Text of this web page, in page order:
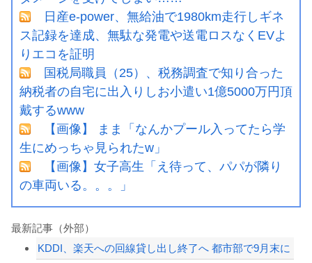
日産e-power、無給油で1980km走行しギネ
ス記録を達成、無駄な発電や送電ロスなくEVよ
りエコを証明
国税局職員（25）、税務調査で知り合った
納税者の自宅に出入りしお小遣い1億5000万円頂
戴するwww
【画像】 まま「なんかプール入ってたら学
生にめっちゃ見られたw」
【画像】女子高生「え待って、パパが隣り
の車両いる。。。」
最新記事（外部）
KDDI、楽天への回線貸し出し終了へ 都市部で9月末に